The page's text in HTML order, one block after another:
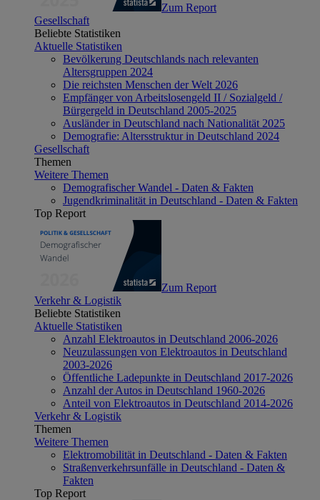
Zum Report
Gesellschaft
Beliebte Statistiken
Aktuelle Statistiken
Bevölkerung Deutschlands nach relevanten
Altersgruppen 2024
Die reichsten Menschen der Welt 2026
Empfänger von Arbeitslosengeld II / Sozialgeld /
Bürgergeld in Deutschland 2005-2025
Ausländer in Deutschland nach Nationalität 2025
Demografie: Altersstruktur in Deutschland 2024
Gesellschaft
Themen
Weitere Themen
Demografischer Wandel - Daten & Fakten
Jugendkriminalität in Deutschland - Daten & Fakten
Top Report
Zum Report
Verkehr & Logistik
Beliebte Statistiken
Aktuelle Statistiken
Anzahl Elektroautos in Deutschland 2006-2026
Neuzulassungen von Elektroautos in Deutschland
2003-2026
Öffentliche Ladepunkte in Deutschland 2017-2026
Anzahl der Autos in Deutschland 1960-2026
Anteil von Elektroautos in Deutschland 2014-2026
Verkehr & Logistik
Themen
Weitere Themen
Elektromobilität in Deutschland - Daten & Fakten
Straßenverkehrsunfälle in Deutschland - Daten &
Fakten
Top Report